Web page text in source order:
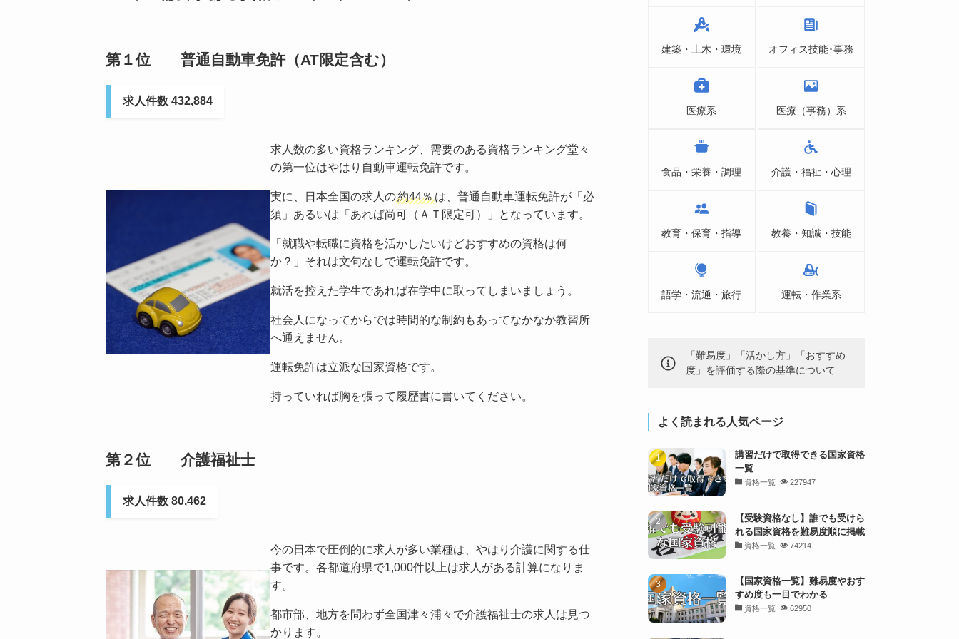
第１位 普通自動車免許（AT限定含む）
求人件数 432,884
求人数の多い資格ランキング、需要のある資格ランキング堂々
の第一位はやはり自動車運転免許です。
実に、日本全国の求人の約44％は、普通自動車運転免許が「必
須」あるいは「あれば尚可（ＡＴ限定可）」となっています。
「就職や転職に資格を活かしたいけどおすすめの資格は何
か？」それは文句なしで運転免許です。
就活を控えた学生であれば在学中に取ってしまいましょう。
社会人になってからでは時間的な制約もあってなかなか教習所
へ通えません。
運転免許は立派な国家資格です。
持っていれば胸を張って履歴書に書いてください。
第２位 介護福祉士
求人件数 80,462
今の日本で圧倒的に求人が多い業種は、やはり介護に関する仕
事です。各都道府県で1,000件以上は求人がある計算になりま
す。
都市部、地方を問わず全国津々浦々で介護福祉士の求人は見つ
かります。
建築・土木・環境 オフィス技能･事務
医療系 医療（事務）系
食品・栄養・調理 介護・福祉・心理
教育・保育・指導 教養・知識・技能
語学・流通・旅行 運転・作業系
「難易度」「活かし方」「おすすめ
度」を評価する際の基準について
よく読まれる人気ページ
講習だけで取得できる国家資格
一覧
資格一覧 227947
【受験資格なし】誰でも受けら
れる国家資格を難易度順に掲載
資格一覧 74214
【国家資格一覧】難易度やおす
すめ度も一目でわかる
資格一覧 62950